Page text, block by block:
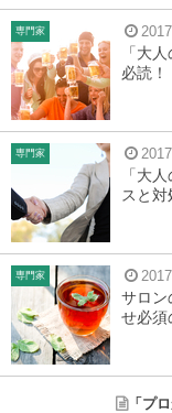
引用：http://trefle-
専門家
「大
必読！
専門家
「大
スと対
専門家
サロン
せ必須
「プ